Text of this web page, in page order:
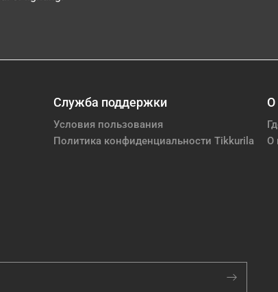
Служба поддержки
Условия пользования
Политика конфиденциальности Tikkurila
О
О